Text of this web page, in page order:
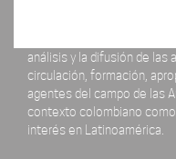
análisis y la difusión de las
circulación, formación,
agentes del campo de las
contexto colombiano
interés en Latinoamérica.